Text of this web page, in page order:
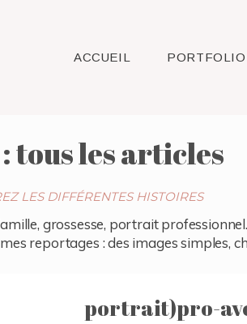
ACCUEIL PORTFOLIO
tous les articles
LES DIFFÉRENTES HISTOIRES
grossesse, portrait
reportages : des images simples,
portrait)pro-